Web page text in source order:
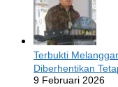
Terbukti
Diberhentikan
9 Februari 2026